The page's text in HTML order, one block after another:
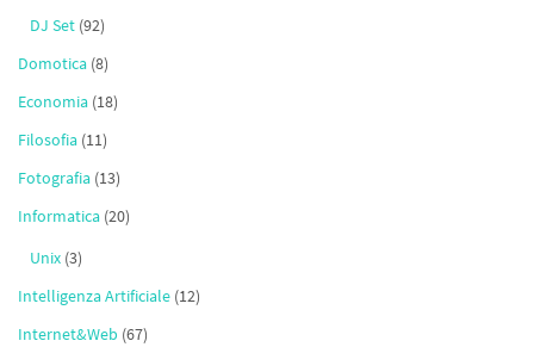
DJ Set (92)
Domotica (8)
Economia (18)
Filosofia (11)
Fotografia (13)
Informatica (20)
Unix (3)
Intelligenza Artificiale (12)
Internet&Web (67)